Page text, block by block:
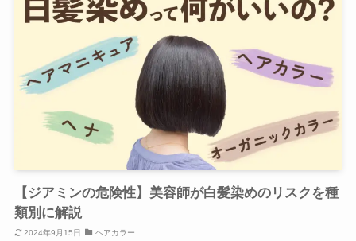
【ジアミンの危険性】美容師が白髪染めのリスクを種
類別に解説
2024年9月15日 ヘアカラー